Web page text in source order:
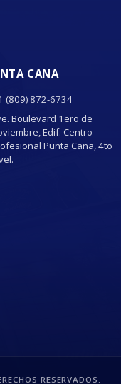
CANA
(809) 872-6734
Boulevard 1ero de
Edif. Centro
Punta Cana, 4to
RESERVADOS.